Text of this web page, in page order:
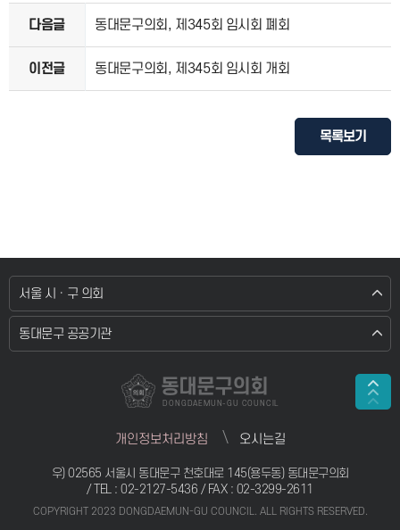
다음글 동대문구의회, 제345회 임시회 폐회
이전글 동대문구의회, 제345회 임시회 개회
목록보기
서울 시 · 구 의회
동대문구 공공기관
동대문구의회
DONGDAEMUN-GU COUNCIL
개인정보처리방침 오시는길
우) 02565 서울시 동대문구 천호대로 145(용두동) 동대문구의회
/ TEL :02-2127-5436 / FAX : 02-3299-2611
COPYRIGHT 2023 DONGDAEMUN-GU COUNCIL. ALL RIGHTS RESERVED.